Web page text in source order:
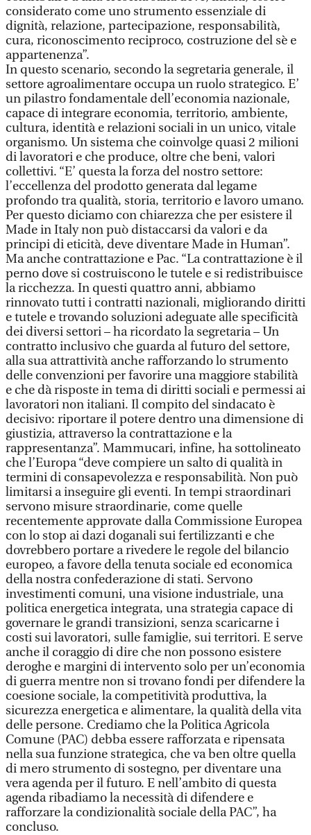
considerato come uno strumento essenziale di
dignità, relazione, partecipazione, responsabilità,
cura, riconoscimento reciproco, costruzione del sè e
appartenenza”.
In questo scenario, secondo la segretaria generale, il
settore agroalimentare occupa un ruolo strategico. E’
un pilastro fondamentale dell’economia nazionale,
capace di integrare economia, territorio, ambiente,
cultura, identità e relazioni sociali in un unico, vitale
organismo. Un sistema che coinvolge quasi 2 milioni
di lavoratori e che produce, oltre che beni, valori
collettivi. “E’ questa la forza del nostro settore:
l’eccellenza del prodotto generata dal legame
profondo tra qualità, storia, territorio e lavoro umano.
Per questo diciamo con chiarezza che per esistere il
Made in Italy non può distaccarsi da valori e da
principi di eticità, deve diventare Made in Human”.
Ma anche contrattazione e Pac. “La contrattazione è il
perno dove si costruiscono le tutele e si redistribuisce
la ricchezza. In questi quattro anni, abbiamo
rinnovato tutti i contratti nazionali, migliorando diritti
e tutele e trovando soluzioni adeguate alle specificità
dei diversi settori – ha ricordato la segretaria – Un
contratto inclusivo che guarda al futuro del settore,
alla sua attrattività anche rafforzando lo strumento
delle convenzioni per favorire una maggiore stabilità
e che dà risposte in tema di diritti sociali e permessi ai
lavoratori non italiani. Il compito del sindacato è
decisivo: riportare il potere dentro una dimensione di
giustizia, attraverso la contrattazione e la
rappresentanza”. Mammucari, infine, ha sottolineato
che l’Europa “deve compiere un salto di qualità in
termini di consapevolezza e responsabilità. Non può
limitarsi a inseguire gli eventi. In tempi straordinari
servono misure straordinarie, come quelle
recentemente approvate dalla Commissione Europea
con lo stop ai dazi doganali sui fertilizzanti e che
dovrebbero portare a rivedere le regole del bilancio
europeo, a favore della tenuta sociale ed economica
della nostra confederazione di stati. Servono
investimenti comuni, una visione industriale, una
politica energetica integrata, una strategia capace di
governare le grandi transizioni, senza scaricarne i
costi sui lavoratori, sulle famiglie, sui territori. E serve
anche il coraggio di dire che non possono esistere
deroghe e margini di intervento solo per un’economia
di guerra mentre non si trovano fondi per difendere la
coesione sociale, la competitività produttiva, la
sicurezza energetica e alimentare, la qualità della vita
delle persone. Crediamo che la Politica Agricola
Comune (PAC) debba essere rafforzata e ripensata
nella sua funzione strategica, che va ben oltre quella
di mero strumento di sostegno, per diventare una
vera agenda per il futuro. E nell’ambito di questa
agenda ribadiamo la necessità di difendere e
rafforzare la condizionalità sociale della PAC”, ha
concluso.